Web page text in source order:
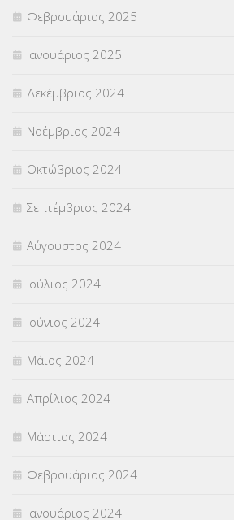
Φεβρουάριος 2025
Ιανουάριος 2025
Δεκέμβριος 2024
Νοέμβριος 2024
Οκτώβριος 2024
Σεπτέμβριος 2024
Αύγουστος 2024
Ιούλιος 2024
Ιούνιος 2024
Μάιος 2024
Απρίλιος 2024
Μάρτιος 2024
Φεβρουάριος 2024
Ιανουάριος 2024